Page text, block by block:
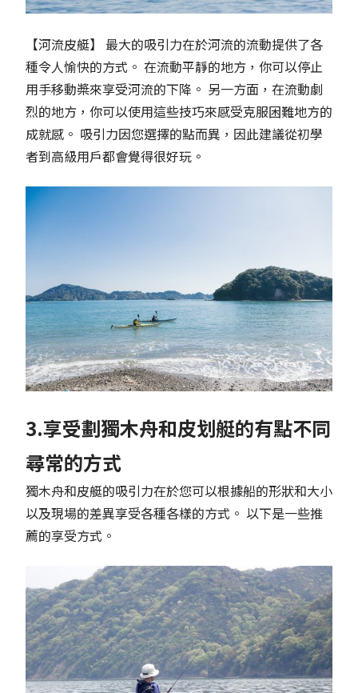
【河流皮艇】 最大的吸引力在於河流的流動提供了各
種令人愉快的方式。 在流動平靜的地方，你可以停止
用手移動槳來享受河流的下降。 另一方面，在流動劇
烈的地方，你可以使用這些技巧來感受克服困難地方的
成就感。 吸引力因您選擇的點而異，因此建議從初學
者到高級用戶都會覺得很好玩。
3.享受劃獨木舟和皮划艇的有點不同
尋常的方式
獨木舟和皮艇的吸引力在於您可以根據船的形狀和大小
以及現場的差異享受各種各樣的方式。 以下是一些推
薦的享受方式。